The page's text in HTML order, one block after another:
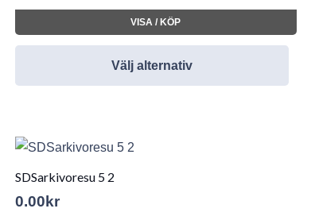
VISA / KÖP
Välj alternativ
SDSarkivoresu 5 2
0.00 kr